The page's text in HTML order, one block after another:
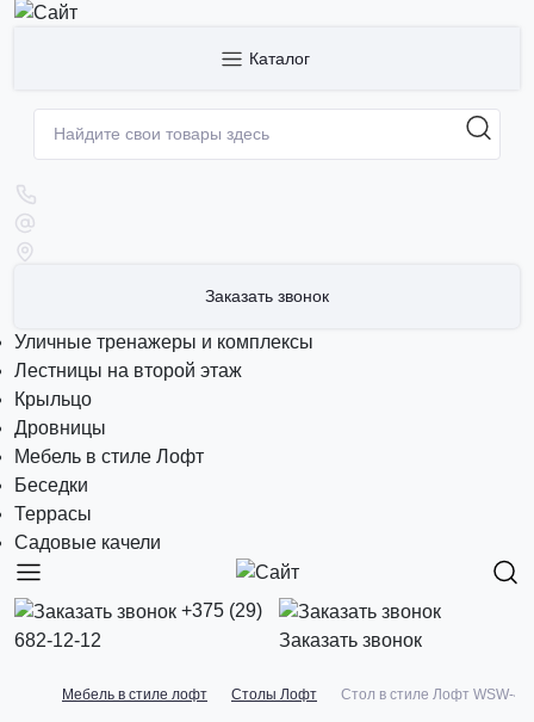
Каталог
Заказать звонок
Уличные тренажеры и комплексы
Лестницы на второй этаж
Крыльцо
Дровницы
Мебель в стиле Лофт
Беседки
Террасы
Садовые качели
+375 (29)
682-12-12
Заказать звонок
Мебель в стиле лофт Столы Лофт Стол в стиле Лофт WSW-41